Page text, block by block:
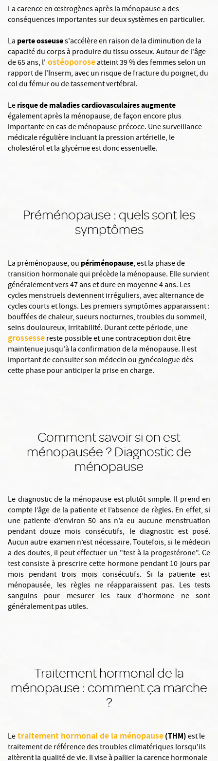
La carence en œstrogènes après la ménopause a des
conséquences importantes sur deux systèmes en particulier.
La perte osseuses'accélère en raison de la diminution de la
capacité du corps à produire du tissu osseux. Autour de l'âge
de 65 ans, l' ostéoporoseatteint 39 % des femmes selon un
rapport de l'Inserm, avec un risque de fracture du poignet, du
col du fémur ou de tassement vertébral.
Lerisque de maladies cardiovasculaires augmente
également après la ménopause, de façon encore plus
importante en cas de ménopause précoce. Une surveillance
médicale régulière incluant la pression artérielle, le
cholestérol et la glycémie est donc essentielle.
Préménopause : quels sont les
symptômes
La préménopause, ou périménopause, est la phase de
transition hormonale qui précède la ménopause. Elle survient
généralement vers 47 ans et dure en moyenne 4 ans. Les
cycles menstruels deviennent irréguliers, avec alternance de
cycles courts et longs. Les premiers symptômes apparaissent :
bouffées de chaleur, sueurs nocturnes, troubles du sommeil,
seins douloureux, irritabilité. Durant cette période, une
grossessereste possible et une contraception doit être
maintenue jusqu'à la confirmation de la ménopause. Il est
important de consulter son médecin ou gynécologue dès
cette phase pour anticiper la prise en charge.
Comment savoir si on est
ménopausée ? Diagnostic de
ménopause
Le diagnostic de la ménopause est plutôt simple. Il prend en
compte l’âge de la patiente et l’absence de règles. En effet, si
une patiente d’environ 50 ans n’a eu aucune menstruation
pendant douze mois consécutifs, le diagnostic est posé.
Aucun autre examen n’est nécessaire. Toutefois, si le médecin
a des doutes, il peut effectuer un "test à la progestérone". Ce
test consiste à prescrire cette hormone pendant 10 jours par
mois pendant trois mois consécutifs. Si la patiente est
ménopausée, les règles ne réapparaissent pas. Les tests
sanguins pour mesurer les taux d’hormone ne sont
généralement pas utiles.
Traitement hormonal de la
ménopause : comment ça marche
?
Letraitement hormonal de la ménopause(THM)est le
traitement de référence des troubles climatériques lorsqu'ils
altèrent la qualité de vie. Il vise à pallier la carence hormonale